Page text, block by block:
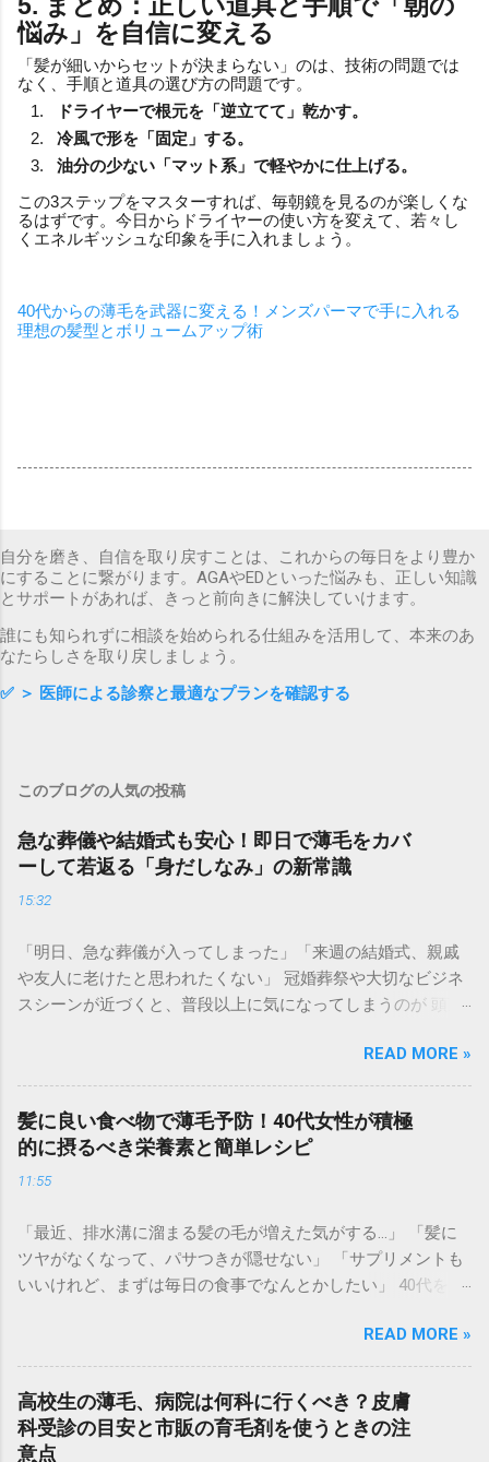
5. まとめ：正しい道具と手順で「朝の
悩み」を自信に変える
「髪が細いからセットが決まらない」のは、技術の問題では
なく、手順と道具の選び方の問題です。
ドライヤーで根元を「逆立てて」乾かす。
冷風で形を「固定」する。
油分の少ない「マット系」で軽やかに仕上げる。
この3ステップをマスターすれば、毎朝鏡を見るのが楽しくな
るはずです。今日からドライヤーの使い方を変えて、若々し
くエネルギッシュな印象を手に入れましょう。
40代からの薄毛を武器に変える！メンズパーマで手に入れる
理想の髪型とボリュームアップ術
自分を磨き、自信を取り戻すことは、これからの毎日をより豊か
にすることに繋がります。AGAやEDといった悩みも、正しい知識
とサポートがあれば、きっと前向きに解決していけます。
誰にも知られずに相談を始められる仕組みを活用して、本来のあ
なたらしさを取り戻しましょう。
✅ ＞ 医師による診察と最適なプランを確認する
このブログの人気の投稿
急な葬儀や結婚式も安心！即日で薄毛をカバ
ーして若返る「身だしなみ」の新常識
15:32
「明日、急な葬儀が入ってしまった」「来週の結婚式、親戚
や友人に老けたと思われたくない」 冠婚葬祭や大切なビジネ
スシーンが近づくと、普段以上に気になってしまうのが 頭頂
見てショックを受けたり、お辞儀をする瞬間に「頭を見られ
ているかも」と不安になったりするのは、非常に辛いもので
す。育毛には時間がかかりますが、冠婚葬祭は待ってくれま
せん。 実は、現代の「大人の身だしなみ」として、 即日で薄
毛をカバーして若々しい印象を取り戻すテクニック が定着し
つつあります。マナーとしての清潔感を整え、自信を持って
す。 なぜ冠婚葬祭では「薄毛カバー」が重要なのか？ 冠婚葬
祭は、久々に会う親戚や知人が一堂に会する場です。そこで
の第一印象は、その後のイメージに大きく影響を与えます。
肌の白さが強調されます。そのため、地肌の透けが普段より
も目立ってしまう傾向があります。 写真や動画に残る : 結婚
式などの慶事では、一生残る写真に記録されます。後で見返
したときに後悔しない準備が必要です。 清潔感とエチケット :
髪を整えることは、相手への敬意でもあります。ボリューム
READ MORE »
髪に良い食べ物で薄毛予防！40代女性が積極
的に摂るべき栄養素と簡単レシピ
11:55
「最近、排水溝に溜まる髪の毛が増えた気がする…」 「髪に
ツヤがなくなって、パサつきが隠せない」 「サプリメントも
いいけれど、まずは毎日の食事でなんとかしたい」 40代を迎
す。実は、髪は「血余（けつよ）」とも呼ばれ、体内の栄養
が十分に行き渡った後、最後に余った栄養で作られる場所。
つまり、**髪の悩みは「体からの栄養不足のサイン」**かも
しれません。 高級なシャンプーや育毛剤を使う前に、まずは
体の中から「髪の材料」を届けてあげることが、根本的な薄
READ MORE »
高校生の薄毛、病院は何科に行くべき？皮膚
科受診の目安と市販の育毛剤を使うときの注
意点